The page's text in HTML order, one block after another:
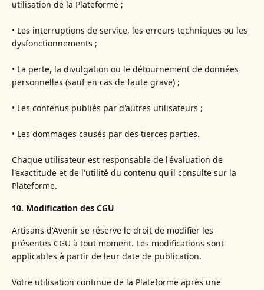
utilisation de la Plateforme ;
• Les interruptions de service, les erreurs techniques ou les
dysfonctionnements ;
• La perte, la divulgation ou le détournement de données
personnelles (sauf en cas de faute grave) ;
• Les contenus publiés par d'autres utilisateurs ;
• Les dommages causés par des tierces parties.
Chaque utilisateur est responsable de l'évaluation de
l'exactitude et de l'utilité du contenu qu'il consulte sur la
Plateforme.
10. Modification des CGU
Artisans d'Avenir se réserve le droit de modifier les
présentes CGU à tout moment. Les modifications sont
applicables à partir de leur date de publication.
Votre utilisation continue de la Plateforme après une